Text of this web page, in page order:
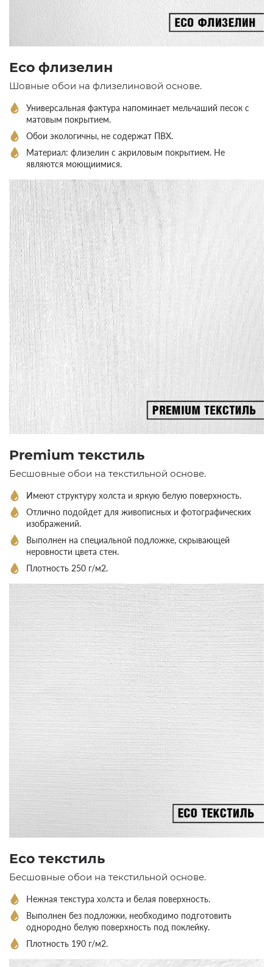
Eco флизелин
Шовные обои на флизелиновой основе.
Универсальная фактура напоминает мельчаший песок с
матовым покрытием.
Обои экологичны, не содержат ПВХ.
Материал: флизелин с акриловым покрытием. Не
являются моющиимися.
Premium текстиль
Бесшовные обои на текстильной основе.
Имеют структуру холста и яркую белую поверхность.
Отлично подойдет для живописных и фотографических
изображений.
Выполнен на специальной подложке, скрывающей
неровности цвета стен.
Плотность 250 г/м2.
Eco текстиль
Бесшовные обои на текстильной основе.
Нежная текстура холста и белая поверхность.
Выполнен без подложки, необходимо подготовить
однородно белую поверхность под поклейку.
Плотность 190 г/м2.